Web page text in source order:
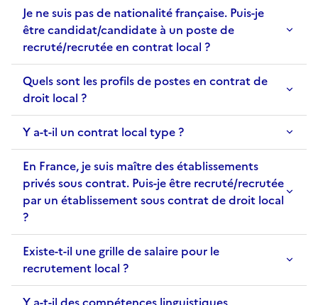
Je ne suis pas de nationalité française. Puis-je
être candidat/candidate à un poste de
recruté/recrutée en contrat local ?
Quels sont les profils de postes en contrat de
droit local ?
Y a-t-il un contrat local type ?
En France, je suis maître des établissements
privés sous contrat. Puis-je être recruté/recrutée
par un établissement sous contrat de droit local
?
Existe-t-il une grille de salaire pour le
recrutement local ?